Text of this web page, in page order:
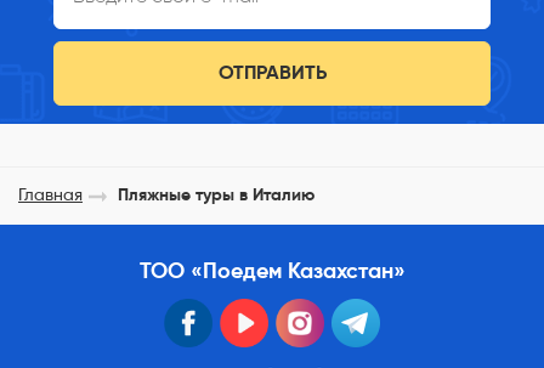
ОТПРАВИТЬ
Главная Пляжные туры в Италию
ТОО «Поедем Казахстан»
facebook youtube instagram